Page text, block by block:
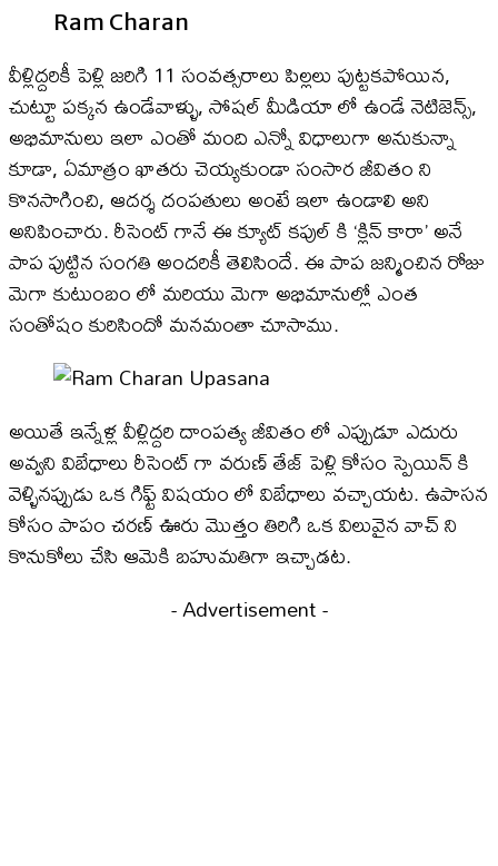
Ram Charan
వీళ్లిద్దరికీ పెళ్లి జరిగి 11 సంవత్సరాలు పిల్లలు పుట్టకపోయిన,
చుట్టూ పక్కన ఉండేవాళ్ళు, సోషల్ మీడియా లో ఉండే నెటిజెన్స్,
అభిమానులు ఇలా ఎంతో మంది ఎన్నో విధాలుగా అనుకున్నా
కూడా, ఏమాత్రం ఖాతరు చెయ్యకుండా సంసార జీవితం ని
కొనసాగించి, ఆదర్శ దంపతులు అంటే ఇలా ఉండాలి అని
అనిపించారు. రీసెంట్ గానే ఈ క్యూట్ కపుల్ కి ‘క్లిన్ కారా’ అనే
పాప పుట్టిన సంగతి అందరికీ తెలిసిందే. ఈ పాప జన్మించిన రోజు
మెగా కుటుంబం లో మరియు మెగా అభిమానుల్లో ఎంత
సంతోషం కురిసిందో మనమంతా చూసాము.
అయితే ఇన్నేళ్ల వీళ్లిద్దరి దాంపత్య జీవితం లో ఎప్పుడూ ఎదురు
అవ్వని విబేధాలు రీసెంట్ గా వరుణ్ తేజ్ పెళ్లి కోసం స్పెయిన్ కి
వెళ్ళినప్పుడు ఒక గిఫ్ట్ విషయం లో విబేధాలు వచ్చాయట. ఉపాసన
కోసం పాపం చరణ్ ఊరు మొత్తం తిరిగి ఒక విలువైన వాచ్ ని
కొనుకోలు చేసి ఆమెకి బహుమతిగా ఇచ్చాడట.
- Advertisement -